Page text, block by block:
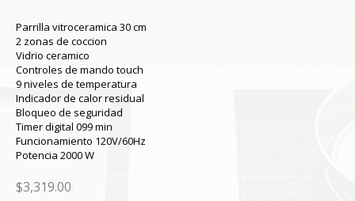
Parrilla vitroceramica 30 cm
2 zonas de coccion
Vidrio ceramico
Controles de mando touch
9 niveles de temperatura
Indicador de calor residual
Bloqueo de seguridad
Timer digital 099 min
Funcionamiento 120V/60Hz
Potencia 2000 W
$3,319.00